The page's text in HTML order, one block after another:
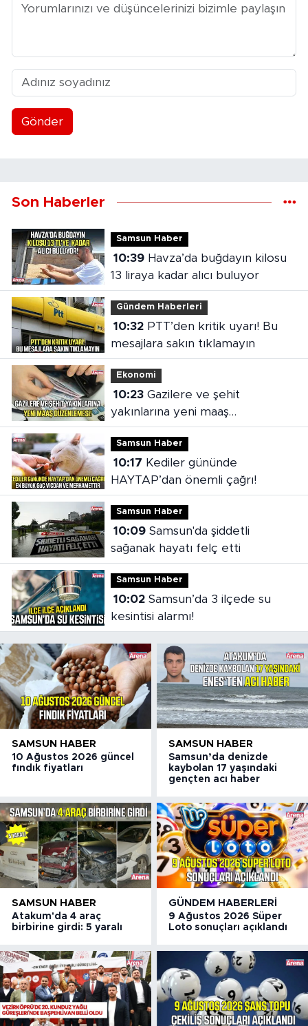
Gönder
Son Haberler
Samsun Haber
10:39Havza’da buğdayın kilosu
13 liraya kadar alıcı buluyor
Gündem Haberleri
10:32PTT’den kritik uyarı! Bu
mesajlara sakın tıklamayın
Ekonomi
10:23Gazilere ve şehit
yakınlarına yeni maaş
düzenlemesi
Samsun Haber
10:17
HAYTAP’dan önemli çağrı!
Samsun Haber
10:09Samsun'da şiddetli
sağanak hayatı felç etti
Samsun Haber
10:02Samsun’da 3 ilçede su
kesintisi alarmı!
SAMSUN HABER
10 Ağustos 2026 güncel
fındık fiyatları
SAMSUN HABER
Samsun’da denizde
kaybolan 17 yaşındaki
gençten acı haber
SAMSUN HABER
Atakum'da 4 araç
birbirine girdi: 5 yaralı
GÜNDEM HABERLERI
9 Ağustos 2026 Süper
Loto sonuçları açıklandı